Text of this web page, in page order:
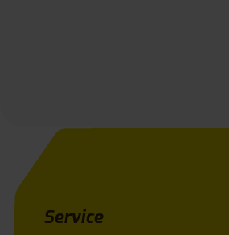
Service